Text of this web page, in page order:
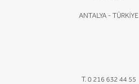
ANTALYA - TÜRKİYE
T. 0 216 632 44 55